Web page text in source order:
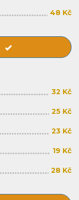
48 Kč
32 Kč
25 Kč
23 Kč
19 Kč
28 Kč